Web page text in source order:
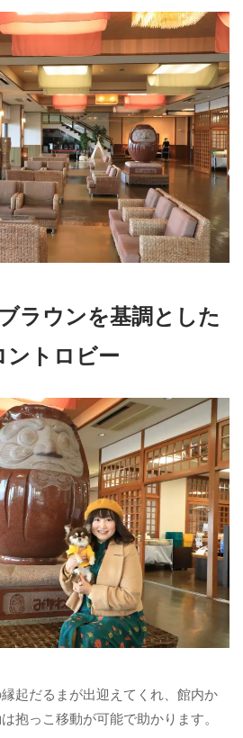
ラウンを基調とした
ントロビー
起だるまが出迎えてくれ、館内か
抱っこ移動が可能で助かります。